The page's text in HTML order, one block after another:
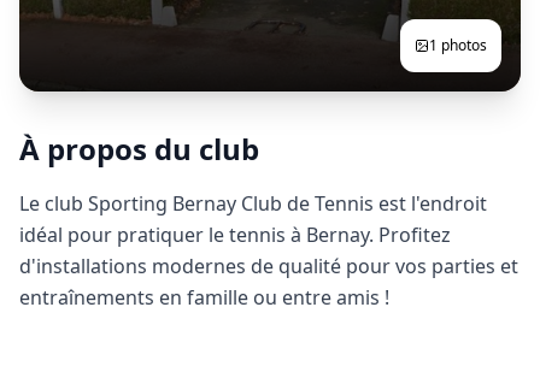
1 photos
À propos du club
Le club Sporting Bernay Club de Tennis est l'endroit
idéal pour pratiquer le tennis à Bernay. Profitez
d'installations modernes de qualité pour vos parties et
entraînements en famille ou entre amis !